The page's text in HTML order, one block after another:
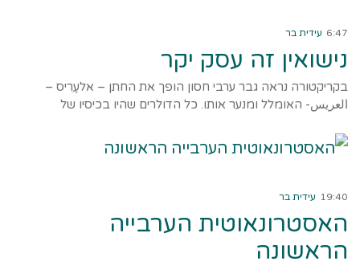
6:47 עידית בר
נישואין זה עסק יקר
בקריקטורה נראה גבר ערבי חסון הופך את החתן – אלעַרִיס –
العريس- האומלל ומנער אותו. כל הדולרים שהיו בכיסיו של
19:40 עידית בר
האסטרונאוטית הערבייה
הראשונה